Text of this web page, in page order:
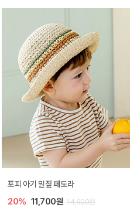
포피 아기 밀짚 페도라
20% 11,700원 14,600원